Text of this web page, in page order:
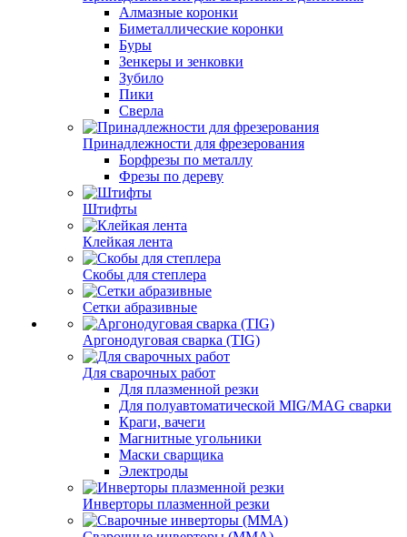
Алмазные коронки
Биметаллические коронки
Буры
Зенкеры и зенковки
Зубило
Пики
Сверла
Принадлежности для фрезерования
Борфрезы по металлу
Фрезы по дереву
Штифты
Клейкая лента
Скобы для степлера
Сетки абразивные
Аргонодуговая сварка (TIG)
Для сварочных работ
Для плазменной резки
Для полуавтоматической MIG/MAG сварки
Краги, вачеги
Магнитные угольники
Маски сварщика
Электроды
Инверторы плазменной резки